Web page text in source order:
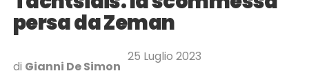
persa da Zeman
di Gianni De Simon
25 Luglio 2023